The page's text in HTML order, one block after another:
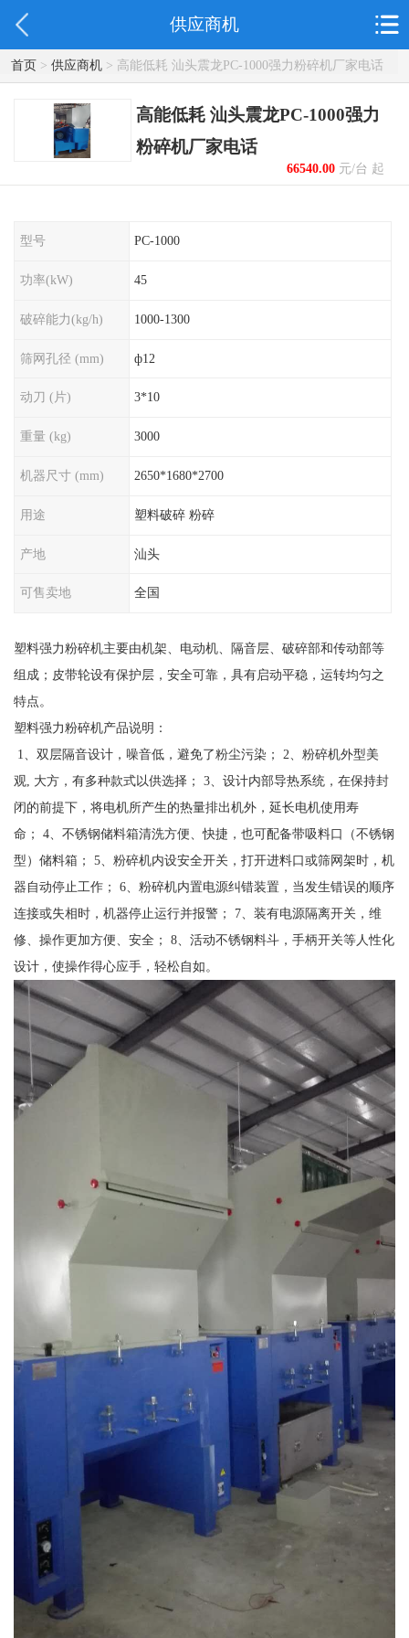
供应商机
首页> 供应商机> 高能低耗 汕头震龙PC-1000强力粉碎机厂家电话
高能低耗 汕头震龙PC-1000强力
粉碎机厂家电话
66540.00元/台 起
型号 PC-1000
功率(kW) 45
破碎能力(kg/h) 1000-1300
筛网孔径 (mm) ф12
动刀 (片) 3*10
重量 (kg) 3000
机器尺寸 (mm) 2650*1680*2700
用途 塑料破碎 粉碎
产地 汕头
可售卖地 全国
塑料强力粉碎机主要由机架、电动机、隔音层、破碎部和传动部等
组成；皮带轮设有保护层，安全可靠，具有启动平稳，运转均匀之
特点。
塑料强力粉碎机产品说明：
1、双层隔音设计，噪音低，避免了粉尘污染； 2、粉碎机外型美
观, 大方，有多种款式以供选择； 3、设计内部导热系统，在保持封
闭的前提下，将电机所产生的热量排出机外，延长电机使用寿
命； 4、不锈钢储料箱清洗方便、快捷，也可配备带吸料口（不锈钢
型）储料箱； 5、粉碎机内设安全开关，打开进料口或筛网架时，机
器自动停止工作； 6、粉碎机内置电源纠错装置，当发生错误的顺序
连接或失相时，机器停止运行并报警； 7、装有电源隔离开关，维
修、操作更加方便、安全； 8、活动不锈钢料斗，手柄开关等人性化
设计，使操作得心应手，轻松自如。